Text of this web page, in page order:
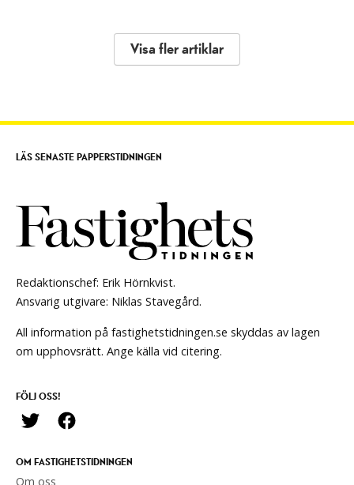
Visa fler artiklar
Redaktionschef: Erik Hörnkvist.
Ansvarig utgivare: Niklas Stavegård.
All information på fastighetstidningen.se skyddas av lagen
om upphovsrätt. Ange källa vid citering.
FÖLJ OSS!
OM FASTIGHETSTIDNINGEN
Om oss
LÄS SENASTE PAPPERSTIDNINGEN